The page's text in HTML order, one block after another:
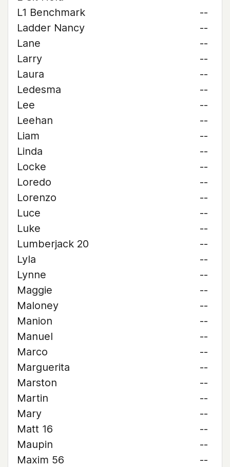
L1 Benchmark
--
Ladder Nancy
--
Lane
--
Larry
--
Laura
--
Ledesma
--
Lee
--
Leehan
--
Liam
--
Linda
--
Locke
--
Loredo
--
Lorenzo
--
Luce
--
Luke
--
Lumberjack 20
--
Lyla
--
Lynne
--
Maggie
--
Maloney
--
Manion
--
Manuel
--
Marco
--
Marguerita
--
Marston
--
Martin
--
Mary
--
Matt 16
--
Maupin
--
Maxim 56
--